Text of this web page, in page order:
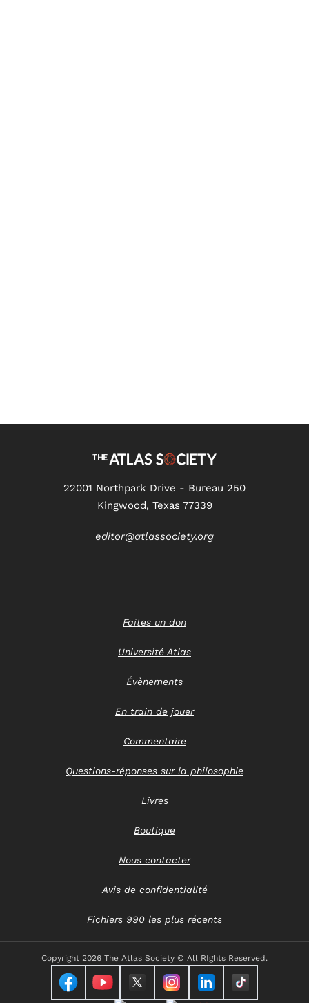
22001 Northpark Drive - Bureau 250
Kingwood, Texas 77339
editor@atlassociety.org
Faites un don
Université Atlas
Évènements
En train de jouer
Commentaire
Questions-réponses sur la philosophie
Livres
Boutique
Nous contacter
Avis de confidentialité
Fichiers 990 les plus récents
Copyright 2026 The Atlas Society © All RIghts Reserved.